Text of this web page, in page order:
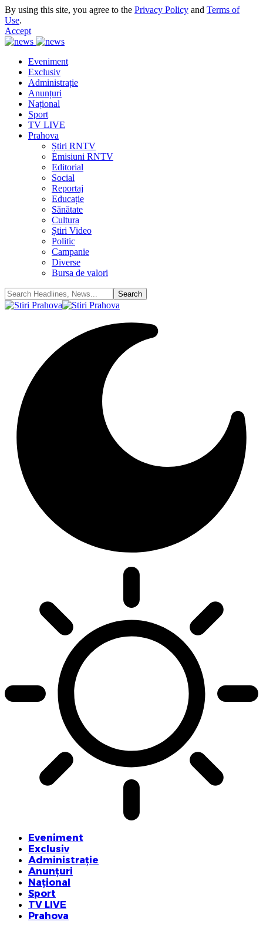
By using this site, you agree to the Privacy Policy and Terms of
Use.
Accept
Eveniment
Exclusiv
Administrație
Anunțuri
Național
Sport
TV LIVE
Prahova
Știri RNTV
Emisiuni RNTV
Editorial
Social
Reportaj
Educație
Sănătate
Cultura
Știri Video
Politic
Campanie
Diverse
Bursa de valori
Eveniment
Exclusiv
Administrație
Anunțuri
Național
Sport
TV LIVE
Prahova